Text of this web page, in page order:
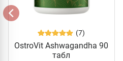
(7)
OstroVit Ashwagandha 90
табл